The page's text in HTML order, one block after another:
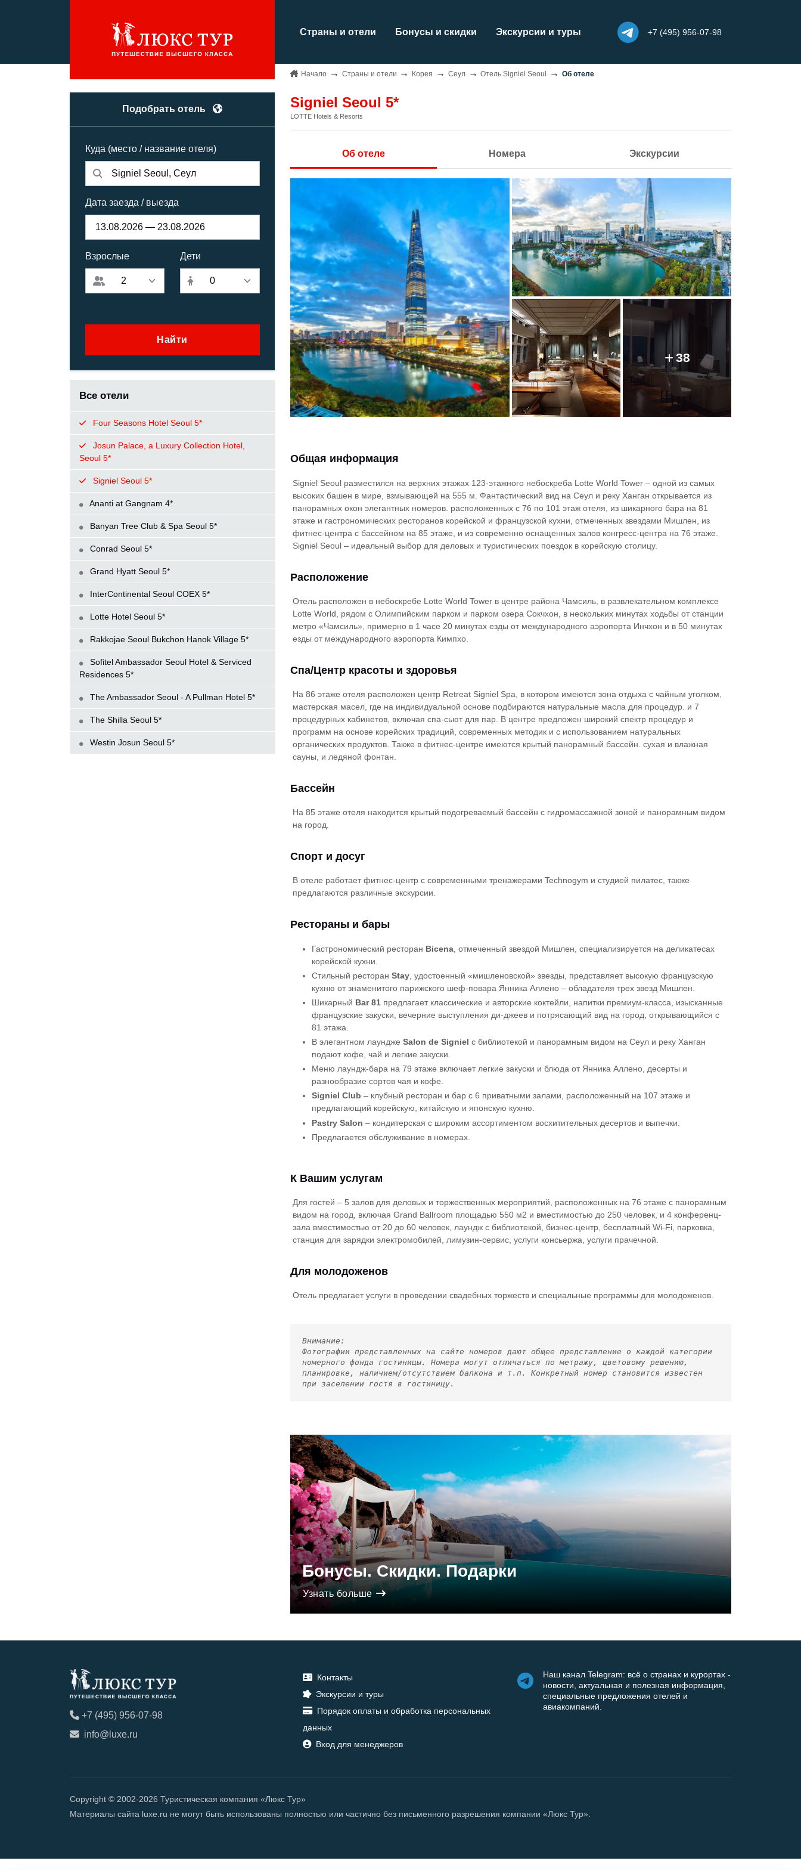
Страны и отели Бонусы и скидки Экскурсии и туры +7 (495) 956-07-98
Подобрать отель
Куда (место / название отеля)
Дата заезда / выезда
Взрослые Дети
Найти
Все отели
Four Seasons Hotel Seoul 5*
Josun Palace, a Luxury Collection Hotel,
Seoul 5*
Signiel Seoul 5*
Ananti at Gangnam 4*
Banyan Tree Club & Spa Seoul 5*
Conrad Seoul 5*
Grand Hyatt Seoul 5*
InterContinental Seoul COEX 5*
Lotte Hotel Seoul 5*
Rakkojae Seoul Bukchon Hanok Village 5*
Sofitel Ambassador Seoul Hotel & Serviced
Residences 5*
The Ambassador Seoul - A Pullman Hotel 5*
The Shilla Seoul 5*
Westin Josun Seoul 5*
Начало Страны и отели Корея Сеул Отель Signiel Seoul Об отеле
Signiel Seoul 5*
LOTTE Hotels & Resorts
Об отеле Номера Экскурсии
38
Общая информация
Signiel Seoul разместился на верхних этажах 123-этажного небоскреба Lotte World Tower – одной из самых
высоких башен в мире, взмывающей на 555 м. Фантастический вид на Сеул и реку Ханган открывается из
панорамных окон элегантных номеров. расположенных с 76 по 101 этаж отеля, из шикарного бара на 81
этаже и гастрономических ресторанов корейской и французской кухни, отмеченных звездами Мишлен, из
фитнес-центра с бассейном на 85 этаже, и из современно оснащенных залов конгресс-центра на 76 этаже.
Signiel Seoul – идеальный выбор для деловых и туристических поездок в корейскую столицу.
Расположение
Отель расположен в небоскребе Lotte World Tower в центре района Чамсиль, в развлекательном комплексе
Lotte World, рядом с Олимпийским парком и парком озера Сокчхон, в нескольких минутах ходьбы от станции
метро «Чамсиль», примерно в 1 часе 20 минутах езды от международного аэропорта Инчхон и в 50 минутах
езды от международного аэропорта Кимпхо.
Спа/Центр красоты и здоровья
На 86 этаже отеля расположен центр Retreat Signiel Spa, в котором имеются зона отдыха с чайным уголком,
мастерская масел, где на индивидуальной основе подбираются натуральные масла для процедур. и 7
процедурных кабинетов, включая спа-сьют для пар. В центре предложен широкий спектр процедур и
программ на основе корейских традиций, современных методик и с использованием натуральных
органических продуктов. Также в фитнес-центре имеются крытый панорамный бассейн. сухая и влажная
сауны, и ледяной фонтан.
Бассейн
На 85 этаже отеля находится крытый подогреваемый бассейн с гидромассажной зоной и панорамным видом
на город.
Спорт и досуг
В отеле работает фитнес-центр с современными тренажерами Technogym и студией пилатес, также
предлагаются различные экскурсии.
Рестораны и бары
Гастрономический ресторан Bicena , отмеченный звездой Мишлен, специализируется на деликатесах
корейской кухни.
Стильный ресторан Stay , удостоенный «мишленовской» звезды, представляет высокую французскую
кухню от знаменитого парижского шеф-повара Янника Аллено – обладателя трех звезд Мишлен.
Шикарный Bar 81 предлагает классические и авторские коктейли, напитки премиум-класса, изысканные
французские закуски, вечерние выступления ди-джеев и потрясающий вид на город, открывающийся с
81 этажа.
В элегантном лаундже Salon de Signiel с библиотекой и панорамным видом на Сеул и реку Ханган
подают кофе, чай и легкие закуски.
Меню лаундж-бара на 79 этаже включает легкие закуски и блюда от Янника Аллено, десерты и
разнообразие сортов чая и кофе.
Signiel Club – клубный ресторан и бар с 6 приватными залами, расположенный на 107 этаже и
предлагающий корейскую, китайскую и японскую кухню.
Pastry Salon – кондитерская с широким ассортиментом восхитительных десертов и выпечки.
Предлагается обслуживание в номерах.
К Вашим услугам
Для гостей – 5 залов для деловых и торжественных мероприятий, расположенных на 76 этаже с панорамным
видом на город, включая Grand Ballroom площадью 550 м2 и вместимостью до 250 человек, и 4 конференц-
зала вместимостью от 20 до 60 человек, лаундж с библиотекой, бизнес-центр, бесплатный Wi-Fi, парковка,
станция для зарядки электромобилей, лимузин-сервис, услуги консьержа, услуги прачечной.
Для молодоженов
Отель предлагает услуги в проведении свадебных торжеств и специальные программы для молодоженов.
Внимание:
Фотографии представленных на сайте номеров дают общее представление о каждой категории
номерного фонда гостиницы. Номера могут отличаться по метражу, цветовому решению,
планировке, наличием/отсутствием балкона и т.п. Конкретный номер становится известен
при заселении гостя в гостиницу.
Бонусы. Скидки. Подарки
Узнать больше
+7 (495) 956-07-98
info@luxe.ru
Контакты
Экскурсии и туры
Порядок оплаты и обработка персональных
данных
Вход для менеджеров
Наш канал Telegram: всё о странах и курортах -
новости, актуальная и полезная информация,
специальные предложения отелей и
авиакомпаний.
Copyright © 2002-2026 Туристическая компания «Люкс Тур»
Материалы сайта luxe.ru не могут быть использованы полностью или частично без письменного разрешения компании «Люкс Тур».